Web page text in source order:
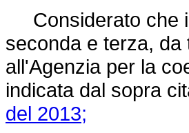
Considerato che il
seconda e terza,
all'Agenzia per la
indicata dal sopra
del 2013;